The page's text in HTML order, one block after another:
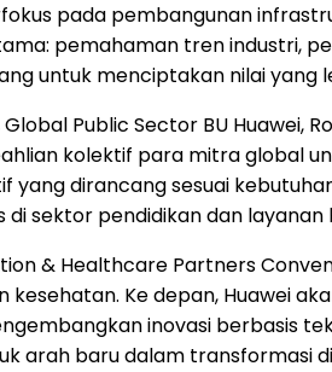
pada pembangunan
pemahaman tren industri,
untuk menciptakan nilai
Global Public Sector BU Huawei,
kolektif para mitra global
yang dirancang sesuai
sektor pendidikan dan layanan
& Healthcare Partners
kesehatan. Ke depan, Huawei
inovasi berbasis
arah baru dalam transformasi